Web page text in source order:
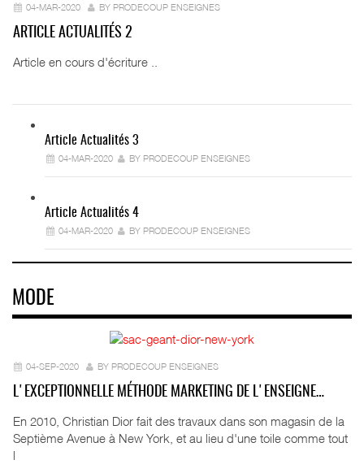
04-MAR-2020 BY PRODECOUP ENSEIGNES
ARTICLE ACTUALITÉS 2
Article en cours d'écriture ..
Article Actualités 3
04-MAR-2020 BY PRODECOUP ENSEIGNES
Article Actualités 4
04-MAR-2020 BY PRODECOUP ENSEIGNES
MODE
04-SEP-2020 BY PRODECOUP ENSEIGNES
L'EXCEPTIONNELLE MÉTHODE MARKETING DE L'ENSEIGNE…
En 2010, Christian Dior fait des travaux dans son magasin de la
Septième Avenue à New York, et au lieu d'une toile comme tout
l